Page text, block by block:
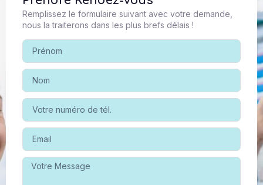
Remplissez le formulaire suivant avec votre demande,
nous la traiterons dans les plus brefs délais !